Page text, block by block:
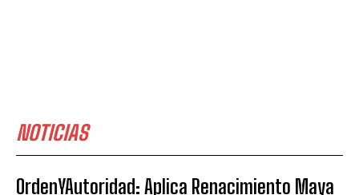
NOTICIAS
OrdenYAutoridad: Aplica Renacimiento Maya